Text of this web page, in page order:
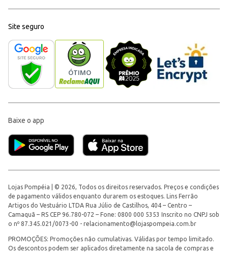
Site seguro
Baixe o app
Lojas Pompéia | © 2026, Todos os direitos reservados. Preços e condições
de pagamento válidos enquanto durarem os estoques. Lins Ferrão
Artigos do Vestuário LTDA Rua Júlio de Castilhos, 404 – Centro –
Camaquã – RS CEP 96.780-072 – Fone: 0800 000 5353 Inscrito no CNPJ sob
o nº 87.345.021/0073-00 - relacionamento@lojaspompeia.com.br
PROMOÇÕES: Promoções não cumulativas. Válidas por tempo limitado.
Os descontos podem ser aplicados diretamente na sacola de compras e